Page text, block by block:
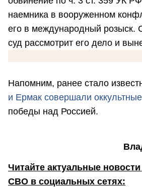
наемника в вооруженном
его в международный розыск.
суд рассмотрит его дело и
Напомним, ранее стало
и Ермак совершали
победы над Россией.
Читайте актуальные
СВО в социальных сетях: